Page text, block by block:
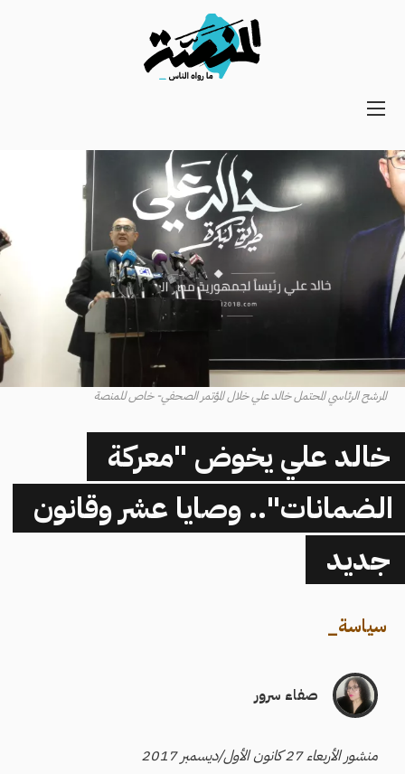
Main
Secondary
Navigation
المرشح الرئاسي المحتمل خالد علي خلال المؤتمر الصحفي- خاص للمنصة
خالد علي يخوض "معركة
الضمانات".. وصايا عشر وقانون
جديد
سياسة_
صفاء سرور
منشور الأربعاء 27 كانون الأول/ديسمبر 2017